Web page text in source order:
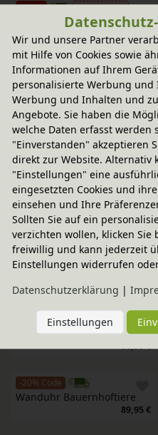
-25 % ABVERKAUF
Spieltuch Baumwolle, 110 x
110 cm
In verschiedenen
Farben
statt
7,95 €
5,96 €
-25 % ABVERKAUF
Spieltuch Baumwolle, 110 x
110 cm
In verschiedenen
Farben
statt
7,95 €
5,96 €
-20% Code
Seidentuch und Spieltuch
52 x 52 cm
In verschiedenen
Varianten
25,95 €
Wecker Kids Alarm
In verschiedenen
80,95 €
-20% Code
Wanduhr Bauernhoftiere
89,95 €
Wir und unsere Partner
mit Hilfe von Cookies sowie
Informationen auf Ihrem
personalisierte Werbung
Werbung und Inhalten und
Angebote. Sie haben die
welche Daten erfasst werden
"Einverstanden" akzeptieren
direkt zur Website. Alternativ
"Einstellungen" eine
eingesetzten Cookies und
einsehen und Ihre
Sollten Sie auf ein
verzichten wollen, klicken Sie
freiwillig und kann jederzeit
Einstellungen widerrufen
Daten­schutz­erklärung |
Einstellungen